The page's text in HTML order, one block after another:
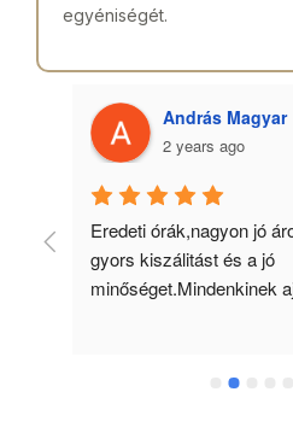
egyéniségét.
András Magyar
2 years ago
Eredeti órák,nagyon jó
gyors kiszálitást és a jó
minőséget.Mindenkinek